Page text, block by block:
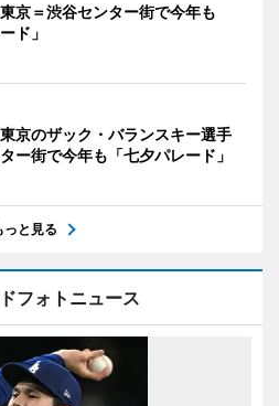
京＝渋谷センター街で今年も
ド」
京のザック・バランスキー選手
ー街で今年も「七夕パレード」
っと見る
フォトニュース